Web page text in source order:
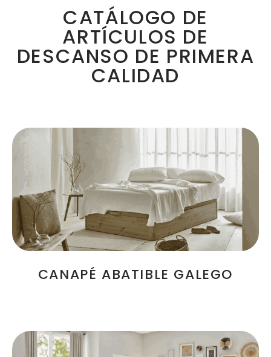
CATÁLOGO DE
ARTÍCULOS DE
DESCANSO DE PRIMERA
CALIDAD
CANAPÉ ABATIBLE GALEGO